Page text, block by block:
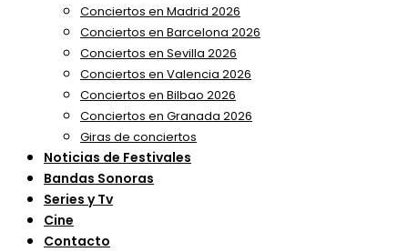
Conciertos en Madrid 2026
Conciertos en Barcelona 2026
Conciertos en Sevilla 2026
Conciertos en Valencia 2026
Conciertos en Bilbao 2026
Conciertos en Granada 2026
Giras de conciertos
Noticias de Festivales
Bandas Sonoras
Series y Tv
Cine
Contacto